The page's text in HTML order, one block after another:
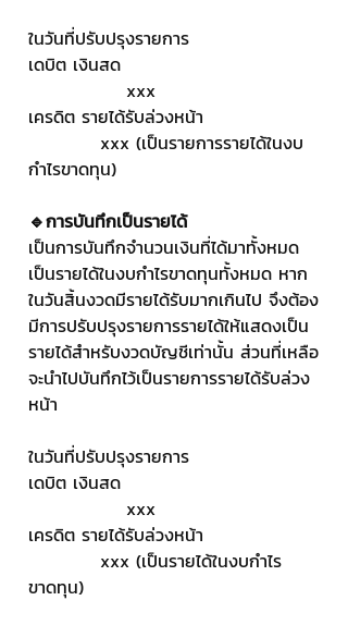
ในวันที่ปรับปรุงรายการ
เดบิต เงินสด
               xxx
เครดิต รายได้รับล่วงหน้า
           xxx (เป็นรายการรายได้ในงบ
กำไรขาดทุน)
🔹การบันทึกเป็นรายได้
เป็นการบันทึกจำนวนเงินที่ได้มาทั้งหมด
เป็นรายได้ในงบกำไรขาดทุนทั้งหมด หาก
ในวันสิ้นงวดมีรายได้รับมากเกินไป จึงต้อง
มีการปรับปรุงรายการรายได้ให้แสดงเป็น
รายได้สำหรับงวดบัญชีเท่านั้น ส่วนที่เหลือ
จะนำไปบันทึกไว้เป็นรายการรายได้รับล่วง
หน้า
ในวันที่ปรับปรุงรายการ
เดบิต เงินสด
               xxx
เครดิต รายได้รับล่วงหน้า
           xxx (เป็นรายได้ในงบกำไร
ขาดทุน)